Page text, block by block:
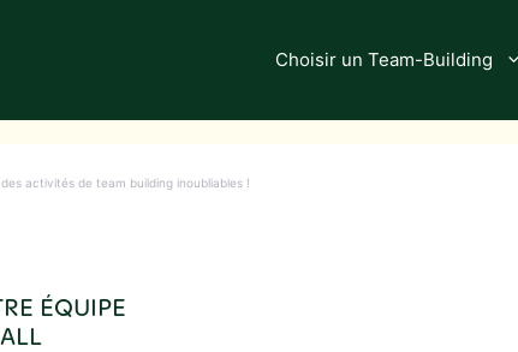
Choisir un Team-Building
des activités de team building inoubliables !
ÉQUIPE